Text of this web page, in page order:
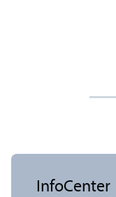
InfoCenter